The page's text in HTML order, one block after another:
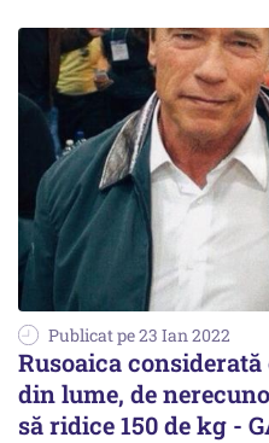
Publicat pe 23 Ian 2022
Rusoaica
din lume, de
să ridice 150 de kg -